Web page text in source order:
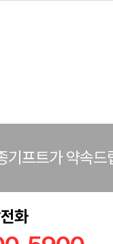
기프트가 약속드
화